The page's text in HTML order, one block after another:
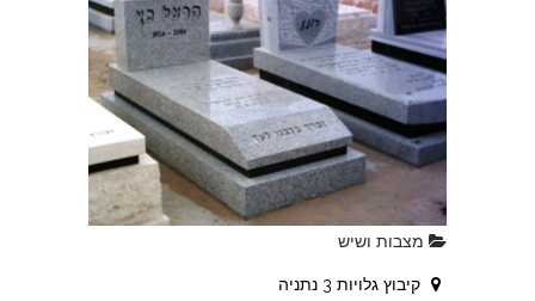
מצבות ושיש
קיבוץ גלויות 3 נתניה